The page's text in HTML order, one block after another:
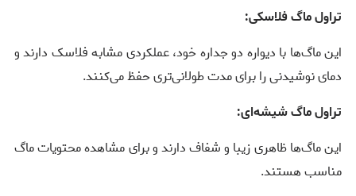
تراول ماگ فلاسکی:
این ماگ‌ها با دیواره دو جداره خود، عملکردی مشابه فلاسک دارند و
دمای نوشیدنی را برای مدت طولانی‌تری حفظ می‌کنند.
تراول ماگ شیشه‌ای:
این ماگ‌ها ظاهری زیبا و شفاف دارند و برای مشاهده محتویات ماگ
مناسب هستند.